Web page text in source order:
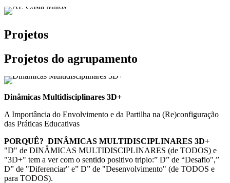
Projetos
Projetos do agrupamento
Dinâmicas Multidisciplinares 3D+
A Importância do Envolvimento e da Partilha na (Re)configuração
das Práticas Educativas
PORQUÊ? DINÂMICAS MULTIDISCIPLINARES 3D+
"D" de DINÂMICAS MULTIDISCIPLINARES (de TODOS) e
"3D+" tem a ver com o sentido positivo triplo:” D” de “Desafio",”
D” de "Diferenciar" e” D” de "Desenvolvimento" (de TODOS e
para TODOS).